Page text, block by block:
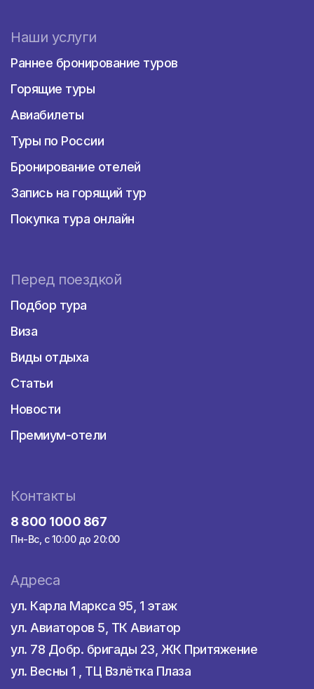
Наши услуги
Раннее бронирование туров
Горящие туры
Авиабилеты
Туры по России
Бронирование отелей
Запись на горящий тур
Покупка тура онлайн
Перед поездкой
Подбор тура
Виза
Виды отдыха
Статьи
Новости
Премиум-отели
Контакты
8 800 1000 867
Пн-Вс, с 10:00 до 20:00
Адреса
ул. Карла Маркса 95, 1 этаж
ул. Авиаторов 5, ТК Авиатор
ул. 78 Добр. бригады 23, ЖК Притяжение
ул. Весны 1 , ТЦ Взлётка Плаза